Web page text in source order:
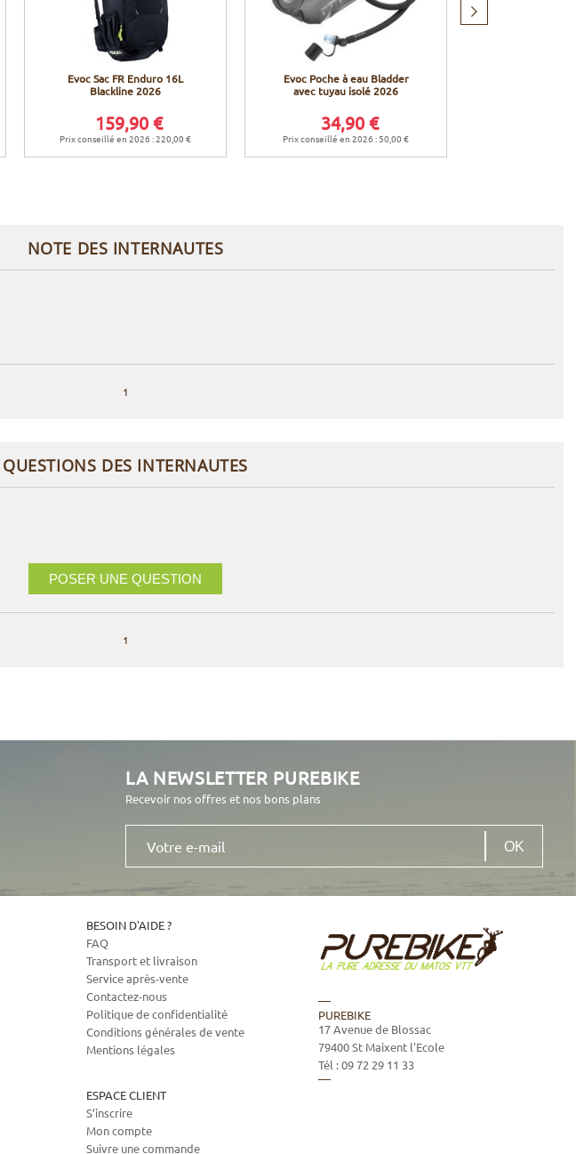
Evoc Sac FR Enduro 16L
Blackline 2026
159,90 €
Prix conseillé en 2026 : 220,00 €
Evoc Poche à eau Bladder
avec tuyau isolé 2026
34,90 €
Prix conseillé en 2026 : 50,00 €
suivant
NOTE DES INTERNAUTES
1
QUESTIONS DES INTERNAUTES
POSER UNE QUESTION
1
LA NEWSLETTER PUREBIKE
Recevoir nos offres et nos bons plans
Votre
mail
BESOIN D'AIDE ?
FAQ
Transport et livraison
Service après-vente
Contactez-nous
Politique de confidentialité
Conditions générales de vente
Mentions légales
ESPACE CLIENT
S’inscrire
Mon compte
Suivre une commande
PUREBIKE
17 Avenue de Blossac
79400St Maixent l'Ecole
Tél :09 72 29 11 33